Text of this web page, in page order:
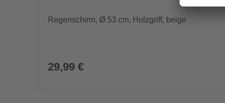
Regenschirm, Ø 53 cm, Holzgriff, beige
29,99 €